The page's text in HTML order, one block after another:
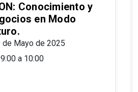
Conocimiento y
en Modo
de Mayo de 2025
a 10:00